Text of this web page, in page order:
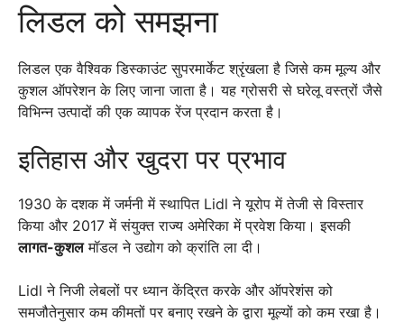
लिडल को समझना
लिडल एक वैश्विक डिस्काउंट सुपरमार्केट श्रृंखला है जिसे कम मूल्य और
कुशल ऑपरेशन के लिए जाना जाता है। यह ग्रोसरी से घरेलू वस्त्रों जैसे
विभिन्न उत्पादों की एक व्यापक रेंज प्रदान करता है।
इतिहास और खुदरा पर प्रभाव
1930 के दशक में जर्मनी में स्थापित Lidl ने यूरोप में तेजी से विस्तार
किया और 2017 में संयुक्त राज्य अमेरिका में प्रवेश किया। इसकी
लागत-कुशलमॉडल ने उद्योग को क्रांति ला दी।
Lidl ने निजी लेबलों पर ध्यान केंद्रित करके और ऑपरेशंस को
समजौतेनुसार कम कीमतों पर बनाए रखने के द्वारा मूल्यों को कम रखा है।